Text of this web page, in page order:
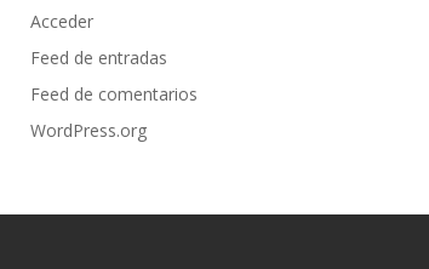
Acceder
Feed de entradas
Feed de comentarios
WordPress.org